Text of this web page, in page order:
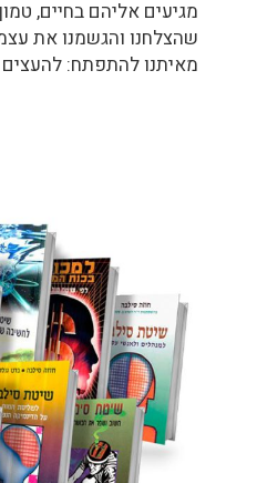
מגיעים אליהם בחיים,
שהצלחנו והגשמנו את
מאיתנו להתפתח: